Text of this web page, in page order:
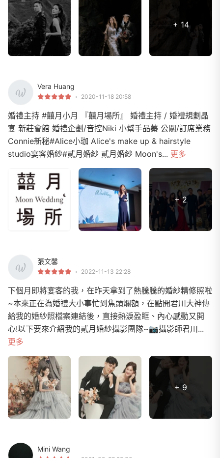
+ 14
Vera Huang
2020-11-18 20:58
婚禮主持 #囍月小月 『囍月場所』 婚禮主持 / 婚禮規劃晶
宴 新莊會館 婚禮企劃/音控Niki 小幫手品蓁 公關/訂席業務
Connie新秘#Alice小珈 Alice's make up & hairstyle
studio宴客婚紗#貳月婚紗 貳月婚紗 Moon's... 更多
+ 2
張文馨
2022-11-13 22:28
下個月即將宴客的我，在昨天拿到了熱騰騰的婚紗精修照啦
~本來正在為婚禮大小事忙到焦頭爛額，在點開君川大神傳
給我的婚紗照檔案連結後，直接熱淚盈眶、內心感動又開
心!以下要來介紹我的貳月婚紗攝影團隊~📷攝影師君川...
更多
+ 9
Mini Wang